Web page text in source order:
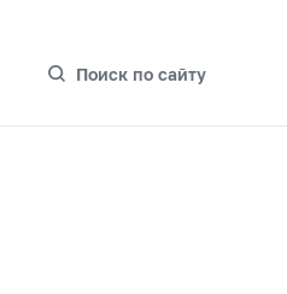
Поиск по сайту